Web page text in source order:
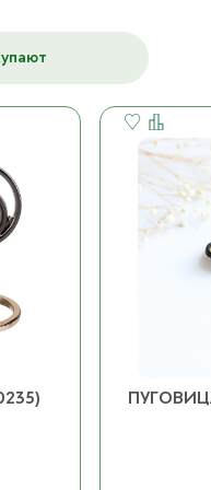
Кошачий глаз ⌀ 10
мм
ост. 107